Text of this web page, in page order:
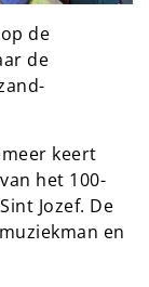
de
de
keert
het 100-
Jozef. De
en